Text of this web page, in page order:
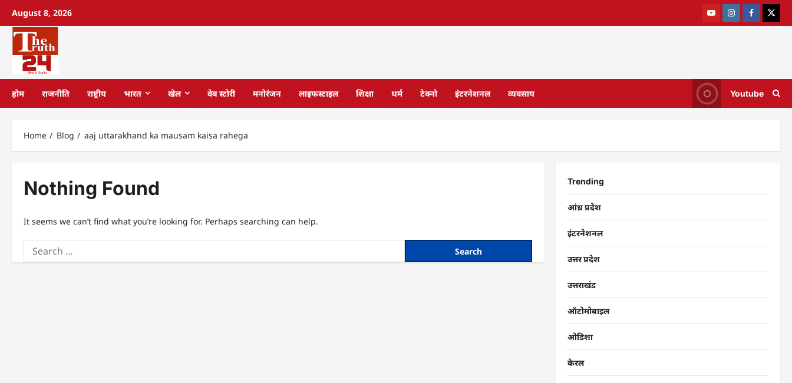
August 8, 2026
होम राजनीति राष्ट्रीय भारत खेल वेब स्टोरी मनोरंजन लाइफस्टाइल शिक्षा धर्म टेक्नो इंटरनेशनल व्यवसाय Youtube
Home Blog aaj uttarakhand ka mausam kaisa rahega
Nothing Found
It seems we can’t find what you’re looking for. Perhaps searching can help.
Trending
आंध्र प्रदेश
इंटरनेशनल
उत्तर प्रदेश
उत्तराखंड
ऑटोमोबाइल
ओडिशा
केरल